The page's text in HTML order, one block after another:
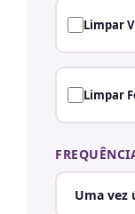
Limpar
Limpar